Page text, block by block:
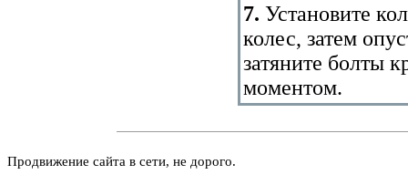
7. Установите
колес, затем
затяните болты
моментом.
Продвижение сайта в сети, не дорого.